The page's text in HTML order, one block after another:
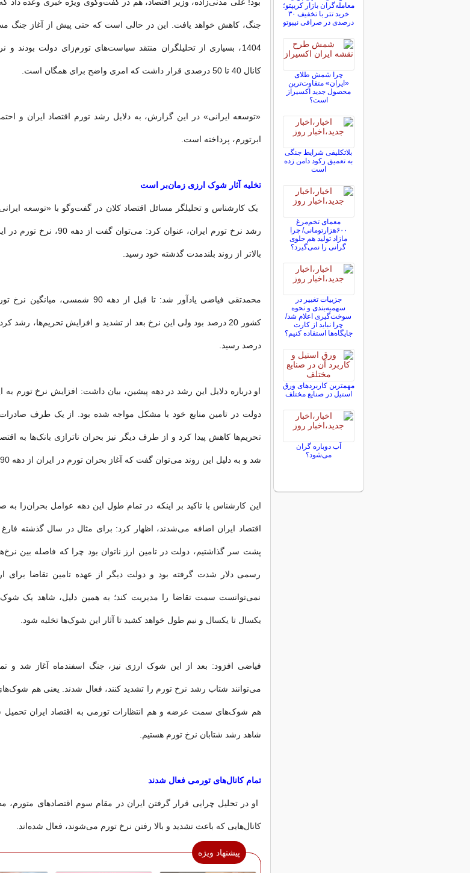
جنگ، کاهش خواهد یافت. این در حالی است که حتی پیش از آغاز جنگ
1404، بسیاری از تحلیلگران منتقد سیاست‌های تورم‌زای دولت بودند و
کانال 40 تا 50 درصدی قرار داشت که امری واضح برای همگان است.
«توسعه ایرانی» در این گزارش، به دلایل رشد تورم اقتصاد ایران و
ابرتورم، پرداخته است.
تخلیه آثار شوک ارزی زمان‌بر است
یک کارشناس و تحلیلگر مسائل اقتصاد کلان در گفت‌وگو با «توسعه
رشد نرخ تورم ایران، عنوان کرد: می‌توان
بالاتر از روند بلندمدت گذشته خود رسید.
محمدتقی فیاضی یادآور شد: تا قبل از دهه 90 شمسی،
درصد رسید.
او درباره دلایل این رشد در دهه پیشین، بیان داشت: افزایش نرخ تورم به
دولت در تامین منابع خود با مشکل مواجه شده بود. از یک طرف
تحریم‌ها کاهش پیدا کرد و از طرف دیگر نیز بحران ناترازی بانک‌ها به
شد و به دلیل این روند می‌توان گفت که آغاز بحران تورم در ایران از دهه 90 بوده است.
این کارشناس با تاکید بر اینکه در تمام طول این دهه عوامل بحران‌زا به
پشت سر گذاشتیم، دولت در تامین ارز ناتوان بود چرا که فاصله بین
رسمی دلار شدت گرفته بود و دولت دیگر از عهده تامین تقاضا برای
نمی‌توانست سمت تقاضا را مدیریت کند؛ به همین دلیل، شاهد یک شوک
یکسال تا یکسال و نیم طول خواهد کشید تا آثار این شوک‌ها تخلیه شود.
فیاضی افزود: بعد از این شوک ارزی نیز، جنگ اسفندماه آغاز شد و
می‌توانند شتاب رشد نرخ تورم را تشدید کنند، فعال شدند. یعنی هم
هم شوک‌های سمت عرضه و هم انتظارات تورمی به اقتصاد ایران تحمیل
شاهد رشد شتابان نرخ تورم هستیم.
تمام کانال‌های تورمی فعال شدند
او در تحلیل چرایی قرار گرفتن ایران در مقام سوم اقتصادهای متورم،
کانال‌هایی که باعث تشدید و بالا رفتن نرخ تورم می‌شوند، فعال شد‌ه‌اند.
پیشنهاد ویژه
معامله‌گران بازار کریپتو؛
خرید تتر با تخفیف ۳۰
درصدی در صرافی نیپوتو
چرا شمش طلای
«ایران» متفاوت‌ترین
محصول جدید اکسیراز
است؟
بلاتکلیفی‌ شرایط جنگی
به تعمیق رکود دامن زده
است
معمای تخم‌مرغ
۶۰۰هزارتومانی/ چرا
مازاد تولید هم جلوی
گرانی را نمی‌گیرد؟
جزییات تغییر در
سهمیه‌بندی و نحوه
سوخت‌گیری اعلام شد/
چرا نباید از کارت
جایگاه‌ها استفاده کنیم؟
مهمترین کاربردهای ورق
استیل در صنایع مختلف
آب دوباره گران
می‌شود؟